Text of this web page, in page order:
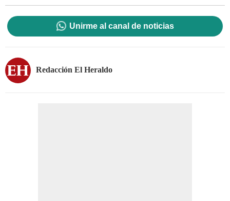
Unirme al canal de noticias
Redacción El Heraldo